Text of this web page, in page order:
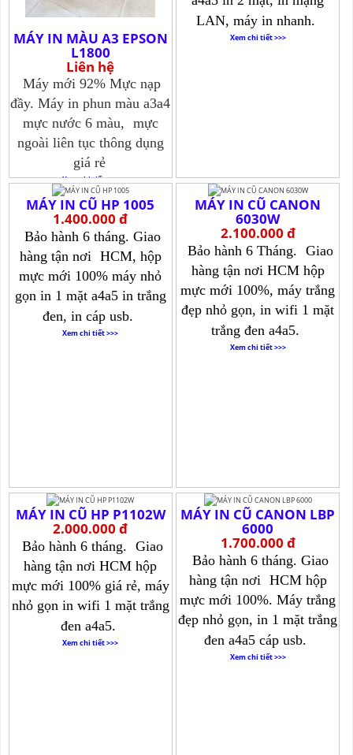
MÁY IN MÀU A3 EPSON
L1800
Liên hệ
Máy mới 92% Mực nạp
đầy. Máy in phun màu a3a4
mực nước 6 màu,
mực
ngoài liên tục thông dụng
giá rẻ
Xem chi tiết >>>
LAN, máy in nhanh.
Xem chi tiết >>>
MÁY IN CŨ HP 1005
1.400.000 đ
Bảo hành 6 tháng. Giao
hàng tận nơi HCM, hộp
mực mới 100% máy nhỏ
gọn in 1 mặt a4a5 in trắng
đen, in cáp usb.
Xem chi tiết >>>
MÁY IN CŨ CANON
6030W
2.100.000 đ
Bảo hành 6 Tháng. Giao
hàng tận nơi HCM hộp
mực mới 100%, máy trắng
đẹp nhỏ gọn, in wifi 1 mặt
trắng đen a4a5.
Xem chi tiết >>>
MÁY IN CŨ HP P1102W
2.000.000 đ
Bảo hành 6 tháng.
Giao
hàng tận nơi HCM hộp
mực mới 100% giá rẻ, máy
nhỏ gọn in wifi 1 mặt trắng
đen a4a5.
Xem chi tiết >>>
MÁY IN CŨ CANON LBP
6000
1.700.000 đ
Bảo hành 6 tháng. Giao
hàng tận nơi HCM hộp
mực mới 100%. Máy trắng
đẹp nhỏ gọn, in 1 mặt trắng
đen a4a5 cáp usb.
Xem chi tiết >>>